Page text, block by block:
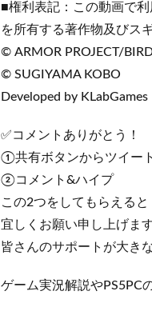
■権利表記：この動画で
を所有する著作物及びス
© ARMOR PROJECT/
© SUGIYAMA KOBO
Developed by KLabGames
✅コメントありがとう！
①共有ボタンからツイー
②コメント&ハイプ
この2つをしてもらえる
宜しくお願い申し上げます
皆さんのサポートが大き
ゲーム実況解説やPS5PC